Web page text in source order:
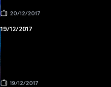
20/12/2017
19/12/2017
19/12/2017